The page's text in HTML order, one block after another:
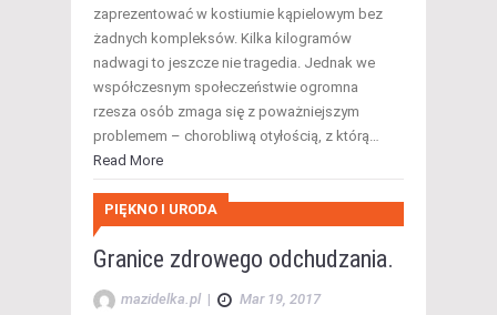
zaprezentować w kostiumie kąpielowym bez
żadnych kompleksów. Kilka kilogramów
nadwagi to jeszcze nie tragedia. Jednak we
współczesnym społeczeństwie ogromna
rzesza osób zmaga się z poważniejszym
problemem – chorobliwą otyłością, z którą…
Read More
PIĘKNO I URODA
Granice zdrowego odchudzania.
mazidelka.pl | Mar 19, 2017